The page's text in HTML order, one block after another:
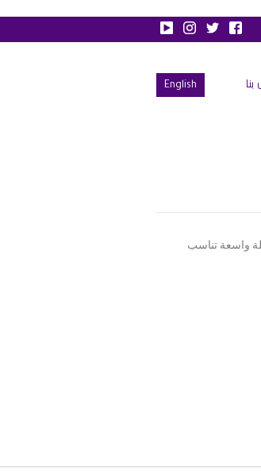
English
واسعة تناسب